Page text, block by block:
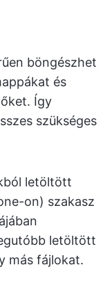
böngészhet
és
Így
szükséges
letöltött
on) szakasz
letöltött
más fájlokat.